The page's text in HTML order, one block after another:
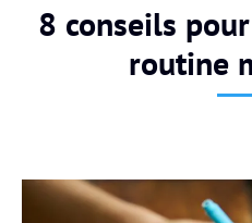
8 conseils
routine